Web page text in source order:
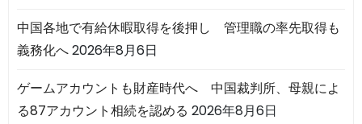
中国各地で有給休暇取得を後押し 管理職の率先取得も
義務化へ2026年8月6日
ゲームアカウントも財産時代へ 中国裁判所、母親によ
る87アカウント相続を認める 2026年8月6日